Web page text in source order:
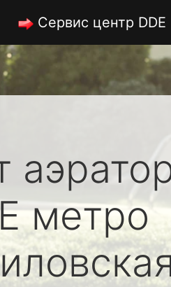
Сервис центр DDE
метро